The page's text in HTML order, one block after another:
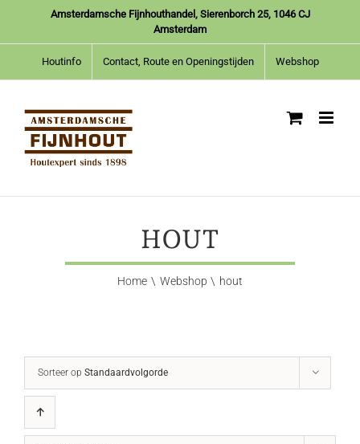
inhoud
Amsterdamsche Fijnhouthandel, Sierenborch 25, 1046 CJ
Amsterdam
Houtinfo Contact, Route en Openingstijden Webshop
HOUT
Home Webshop hout
Sorteer op Standaardvolgorde